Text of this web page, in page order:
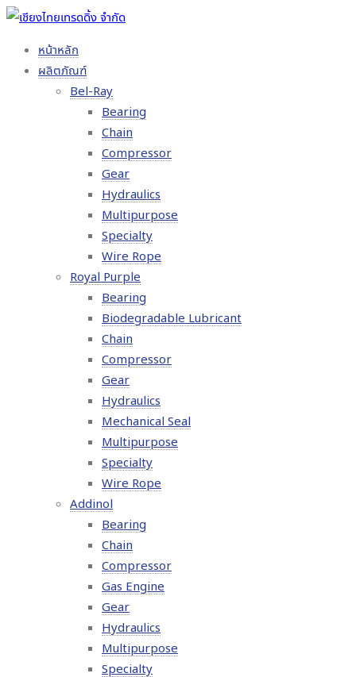
หน้าหลัก
ผลิตภัณฑ์
Bel-Ray
Bearing
Chain
Compressor
Gear
Hydraulics
Multipurpose
Specialty
Wire Rope
Royal Purple
Bearing
Biodegradable Lubricant
Chain
Compressor
Gear
Hydraulics
Mechanical Seal
Multipurpose
Specialty
Wire Rope
Addinol
Bearing
Chain
Compressor
Gas Engine
Gear
Hydraulics
Multipurpose
Specialty